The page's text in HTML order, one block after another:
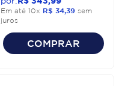
Em até 10x R$ 34,39 sem
juros
COMPRAR